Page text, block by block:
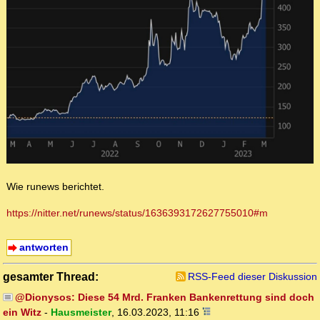
Wie runews berichtet.
https://nitter.net/runews/status/1636393172627755010#m
antworten
gesamter Thread:
RSS-Feed dieser Diskussion
@Dionysos: Diese 54 Mrd. Franken Bankenrettung sind doch
ein Witz - Hausmeister, 16.03.2023, 11:16